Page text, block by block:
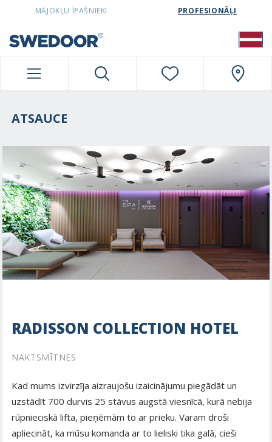
SWEDOORLATVIA NAVIGATION
MĀJOKĻU ĪPAŠNIEKI PROFESIONĀĻI
ATSAUCE
RADISSON COLLECTION HOTEL
NAKTSMĪTNES
Kad mums izvirzīja aizraujošu izaicinājumu piegādāt un
uzstādīt 700 durvis 25 stāvus augstā viesnīcā, kurā nebija
rūpnieciskā lifta, pieņēmām to ar prieku. Varam droši
apliecināt, ka mūsu komanda ar to lieliski tika galā, cieši